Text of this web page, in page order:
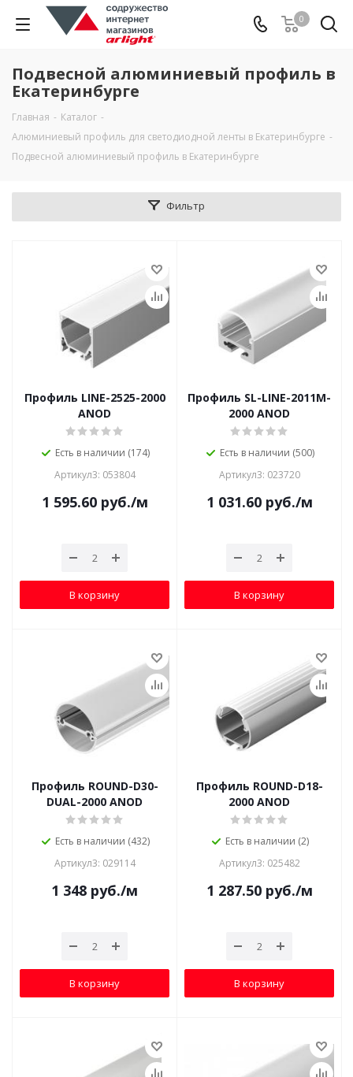
0
Подвесной алюминиевый профиль в
Екатеринбурге
Главная - Каталог -
Алюминиевый профиль для светодиодной ленты в Екатеринбурге -
Подвесной алюминиевый профиль в Екатеринбурге
Фильтр
Профиль LINE-2525-2000
ANOD
Есть в наличии (174)
Артикул3: 053804
1 595.60руб./м
В корзину
Профиль SL-LINE-2011M-
2000 ANOD
Есть в наличии (500)
Артикул3: 023720
1 031.60руб./м
В корзину
Профиль ROUND-D30-
DUAL-2000 ANOD
Есть в наличии (432)
Артикул3: 029114
1 348 руб./м
В корзину
Профиль ROUND-D18-
2000 ANOD
Есть в наличии (2)
Артикул3: 025482
1 287.50руб./м
В корзину